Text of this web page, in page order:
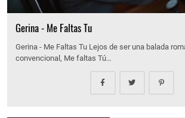
Gerina - Me Faltas Tu
Gerina - Me Faltas Tu Lejos de ser una balada
convencional, Me faltas Tú…